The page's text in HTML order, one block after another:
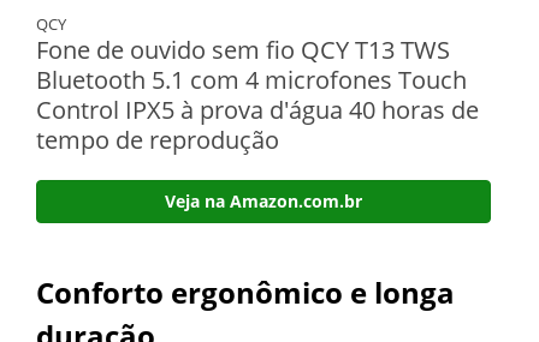
QCY
Fone de ouvido sem fio QCY T13 TWS
Bluetooth 5.1 com 4 microfones Touch
Control IPX5 à prova d'água 40 horas de
tempo de reprodução
Veja na Amazon.com.br
Conforto ergonômico e longa